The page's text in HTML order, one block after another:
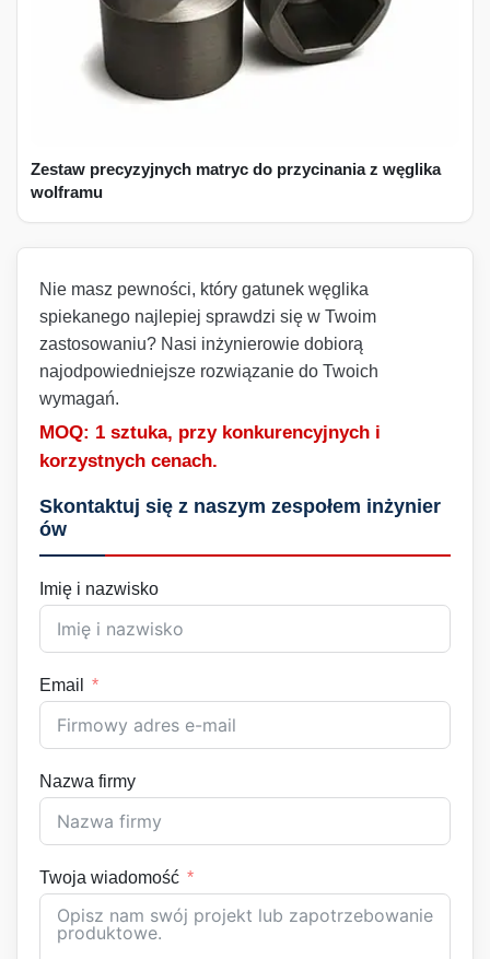
Zestaw precyzyjnych matryc do przycinania z węglika
wolframu
Nie masz pewności, który gatunek węglika
spiekanego najlepiej sprawdzi się w Twoim
zastosowaniu? Nasi inżynierowie dobiorą
najodpowiedniejsze rozwiązanie do Twoich
wymagań.
MOQ: 1 sztuka, przy konkurencyjnych i
korzystnych cenach.
Skontaktuj się z naszym zespołem inżynier
ów
Imię i nazwisko
Email
Nazwa firmy
Twoja wiadomość